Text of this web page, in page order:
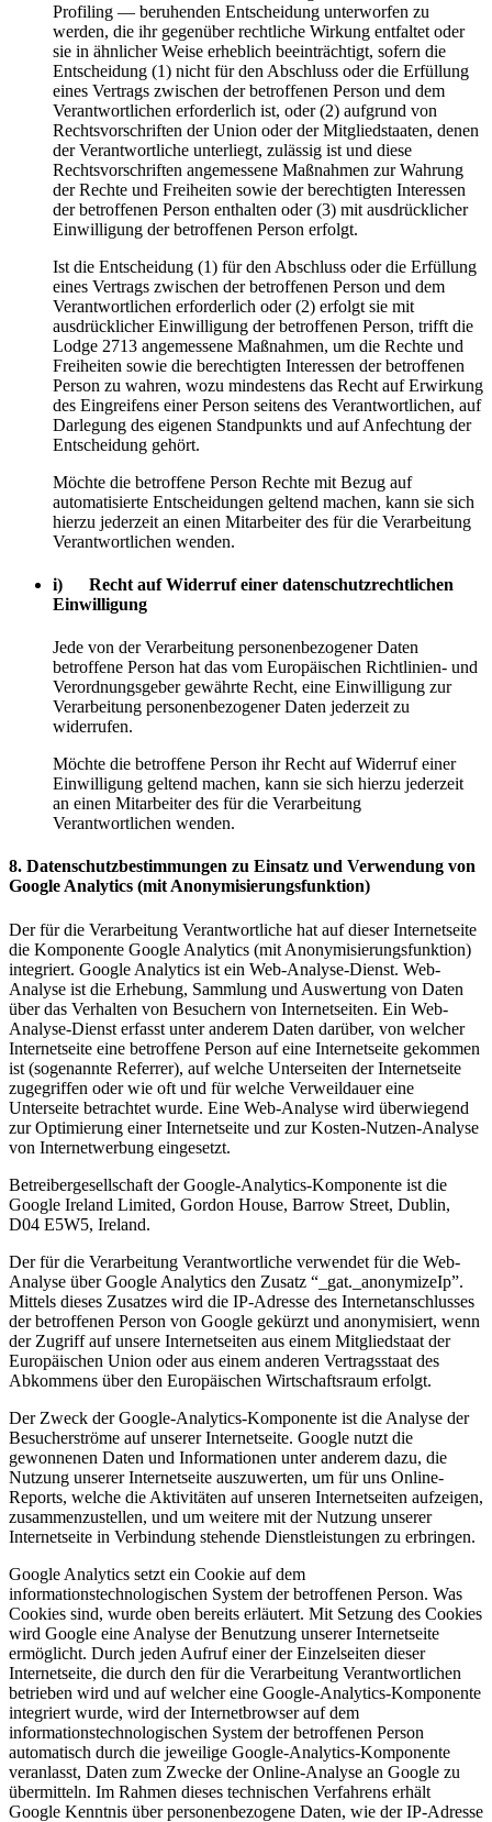
Profiling — beruhenden Entscheidung unterworfen zu
werden, die ihr gegenüber rechtliche Wirkung entfaltet oder
sie in ähnlicher Weise erheblich beeinträchtigt, sofern die
Entscheidung (1) nicht für den Abschluss oder die Erfüllung
eines Vertrags zwischen der betroffenen Person und dem
Verantwortlichen erforderlich ist, oder (2) aufgrund von
Rechtsvorschriften der Union oder der Mitgliedstaaten, denen
der Verantwortliche unterliegt, zulässig ist und diese
Rechtsvorschriften angemessene Maßnahmen zur Wahrung
der Rechte und Freiheiten sowie der berechtigten Interessen
der betroffenen Person enthalten oder (3) mit ausdrücklicher
Einwilligung der betroffenen Person erfolgt.
Ist die Entscheidung (1) für den Abschluss oder die Erfüllung
eines Vertrags zwischen der betroffenen Person und dem
Verantwortlichen erforderlich oder (2) erfolgt sie mit
ausdrücklicher Einwilligung der betroffenen Person, trifft die
Lodge 2713 angemessene Maßnahmen, um die Rechte und
Freiheiten sowie die berechtigten Interessen der betroffenen
Person zu wahren, wozu mindestens das Recht auf Erwirkung
des Eingreifens einer Person seitens des Verantwortlichen, auf
Darlegung des eigenen Standpunkts und auf Anfechtung der
Entscheidung gehört.
Möchte die betroffene Person Rechte mit Bezug auf
automatisierte Entscheidungen geltend machen, kann sie sich
hierzu jederzeit an einen Mitarbeiter des für die Verarbeitung
Verantwortlichen wenden.
i) Recht auf Widerruf einer datenschutzrechtlichen
Einwilligung
Jede von der Verarbeitung personenbezogener Daten
betroffene Person hat das vom Europäischen Richtlinien- und
Verordnungsgeber gewährte Recht, eine Einwilligung zur
Verarbeitung personenbezogener Daten jederzeit zu
widerrufen.
Möchte die betroffene Person ihr Recht auf Widerruf einer
Einwilligung geltend machen, kann sie sich hierzu jederzeit
an einen Mitarbeiter des für die Verarbeitung
Verantwortlichen wenden.
8. Datenschutzbestimmungen zu Einsatz und Verwendung von
Google Analytics (mit Anonymisierungsfunktion)
Der für die Verarbeitung Verantwortliche hat auf dieser Internetseite
die Komponente Google Analytics (mit Anonymisierungsfunktion)
integriert. Google Analytics ist ein Web-Analyse-Dienst. Web-
Analyse ist die Erhebung, Sammlung und Auswertung von Daten
über das Verhalten von Besuchern von Internetseiten. Ein Web-
Analyse-Dienst erfasst unter anderem Daten darüber, von welcher
Internetseite eine betroffene Person auf eine Internetseite gekommen
ist (sogenannte Referrer), auf welche Unterseiten der Internetseite
zugegriffen oder wie oft und für welche Verweildauer eine
Unterseite betrachtet wurde. Eine Web-Analyse wird überwiegend
zur Optimierung einer Internetseite und zur Kosten-Nutzen-Analyse
von Internetwerbung eingesetzt.
Betreibergesellschaft der Google-Analytics-Komponente ist die
Google Ireland Limited, Gordon House, Barrow Street, Dublin,
D04 E5W5, Ireland.
Der für die Verarbeitung Verantwortliche verwendet für die Web-
Analyse über Google Analytics den Zusatz “_gat._anonymizeIp”.
Mittels dieses Zusatzes wird die IP-Adresse des Internetanschlusses
der betroffenen Person von Google gekürzt und anonymisiert, wenn
der Zugriff auf unsere Internetseiten aus einem Mitgliedstaat der
Europäischen Union oder aus einem anderen Vertragsstaat des
Abkommens über den Europäischen Wirtschaftsraum erfolgt.
Der Zweck der Google-Analytics-Komponente ist die Analyse der
Besucherströme auf unserer Internetseite. Google nutzt die
gewonnenen Daten und Informationen unter anderem dazu, die
Nutzung unserer Internetseite auszuwerten, um für uns Online-
Reports, welche die Aktivitäten auf unseren Internetseiten aufzeigen,
zusammenzustellen, und um weitere mit der Nutzung unserer
Internetseite in Verbindung stehende Dienstleistungen zu erbringen.
Google Analytics setzt ein Cookie auf dem
informationstechnologischen System der betroffenen Person. Was
Cookies sind, wurde oben bereits erläutert. Mit Setzung des Cookies
wird Google eine Analyse der Benutzung unserer Internetseite
ermöglicht. Durch jeden Aufruf einer der Einzelseiten dieser
Internetseite, die durch den für die Verarbeitung Verantwortlichen
betrieben wird und auf welcher eine Google-Analytics-Komponente
integriert wurde, wird der Internetbrowser auf dem
informationstechnologischen System der betroffenen Person
automatisch durch die jeweilige Google-Analytics-Komponente
veranlasst, Daten zum Zwecke der Online-Analyse an Google zu
übermitteln. Im Rahmen dieses technischen Verfahrens erhält
Google Kenntnis über personenbezogene Daten, wie der IP-Adresse